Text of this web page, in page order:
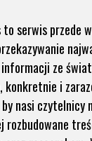
serwis przede
informacji ze
konkretnie i
nasi czytelnicy
rozbudowane